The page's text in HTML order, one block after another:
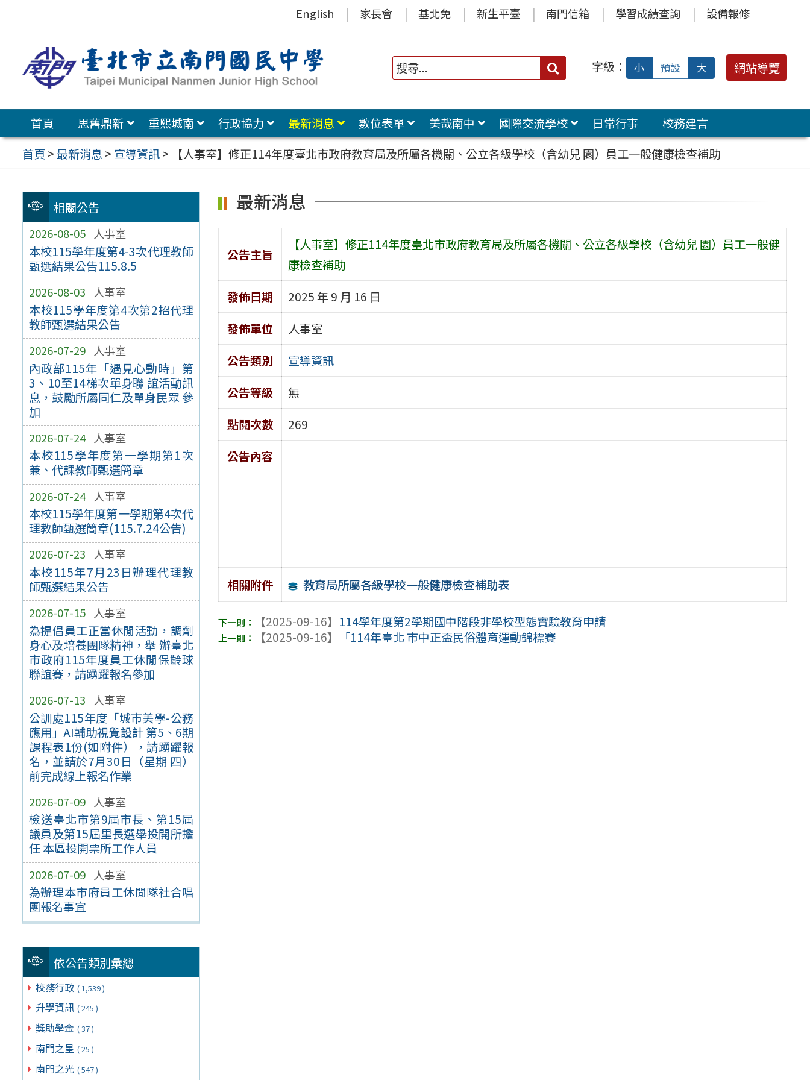
容
區
English 家長會 基北免 新生平臺 南門信箱 學習成績查詢 設備報修
搜
字級： 小 預設 大 網站導覽
首頁 思舊鼎新 重熙城南 行政協力 最新消息 數位表單 美哉南中 國際交流學校 日常行事
校務建言
首頁 >最新消息 > 宣導資訊> 【人事室】修正114年度臺北市政府教育局及所屬各機關、公立各級學校（含幼兒 園）員工一般健康檢查補助
相關公告
2026-08-05 人事室
本校115學年度第4-3次代理教師
甄選結果公告115.8.5
2026-08-03 人事室
本校115學年度第4次第2招代理
教師甄選結果公告
2026-07-29 人事室
內政部115年「遇見心動時」第
3、10至14梯次單身聯 誼活動訊
息，鼓勵所屬同仁及單身民眾 參
加
2026-07-24 人事室
本校115學年度第一學期第1次
兼、代課教師甄選簡章
2026-07-24 人事室
本校115學年度第一學期第4次代
理教師甄選簡章(115.7.24公告)
2026-07-23 人事室
本校115年7月23日辦理代理教
師甄選結果公告
2026-07-15 人事室
為提倡員工正當休閒活動，調劑
身心及培養團隊精神，舉 辦臺北
市政府115年度員工休閒保齡球
聯誼賽，請踴躍報名參加
2026-07-13 人事室
公訓處115年度「城市美學-公務
應用」AI輔助視覺設計 第5、6期
課程表1份(如附件），請踴躍報
名，並請於7月30日（星期 四）
前完成線上報名作業
2026-07-09 人事室
檢送臺北市第9屆市長、第15屆
議員及第15屆里長選舉投開所擔
任 本區投開票所工作人員
2026-07-09 人事室
為辦理本市府員工休閒隊社合唱
團報名事宜
依公告類別彙總
校務行政 ( 1,539 )
升學資訊 ( 245 )
獎助學金 ( 37 )
南門之星 ( 25 )
南門之光 ( 547 )
最新消息
公告主旨
【人事室】修正114年度臺北市政府教育局及所屬各機關、公立各級學校（含幼兒 園）員工一般健
康檢查補助
發佈日期
2025 年 9 月 16 日
發佈單位
人事室
公告類別
宣導資訊
公告等級
無
點閱次數
269
公告內容
相關附件 教育局所屬各級學校一般健康檢查補助表
【2025-09-16】 114學年度第2學期國中階段非學校型態實驗教育申請
【2025-09-16】
「114年臺北 市中正盃民俗體育運動錦標賽